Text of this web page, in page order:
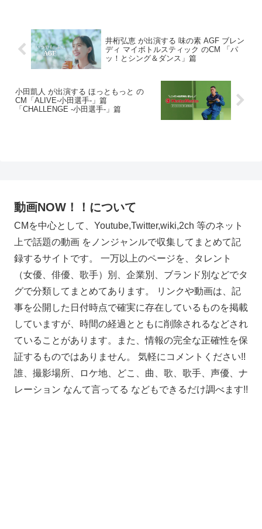
井桁弘恵 が出演する 味の素 AGF ブレン
ディ マイボトルスティック のCM 「パ
ッ！とシング＆ダンス」篇
小田凱人 が出演する ほっともっと の
CM「ALIVE-小田選手-」篇
「CHALLENGE -小田選手-」篇
動画NOW！！について
CMを中心として、Youtube,Twitter,wiki,2ch 等のネット
上で話題の動画 をノンジャンルで収集してまとめて記
録するサイトです。 一万以上のページを、タレント
（女優、俳優、歌手）別、企業別、ブランド別などでタ
グで分類してまとめてあります。 リンクや動画は、記
事を公開した日付時点で確実に存在しているものを掲載
していますが、時間の経過とともに削除されるなどされ
ていることがあります。また、情報の完全な正確性を保
証するものではありません。 気軽にコメントください!!
誰、撮影場所、ロケ地、どこ、曲、歌、歌手、声優、ナ
レーション なんて言ってる などもできるだけ調べます!!